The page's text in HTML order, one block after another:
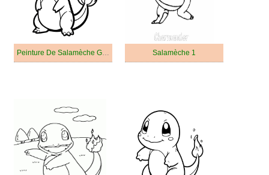
Peinture De Salamèche Gratuit Pour Les Enfants Salamèche 1